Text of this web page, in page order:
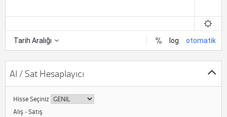
Al / Sat Hesaplayıcı
Hisse Seçiniz
Alış - Satış